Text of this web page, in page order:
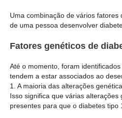
Uma combinação de vários
de uma pessoa desenvolver
Fatores genéticos de
Até o momento, foram
tendem a estar associados ao
1. A maioria das alterações
Isso significa que várias alterações
presentes para que o diabetes tipo